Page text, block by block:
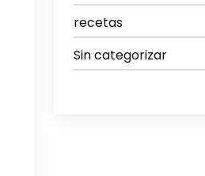
recetas
Sin categorizar